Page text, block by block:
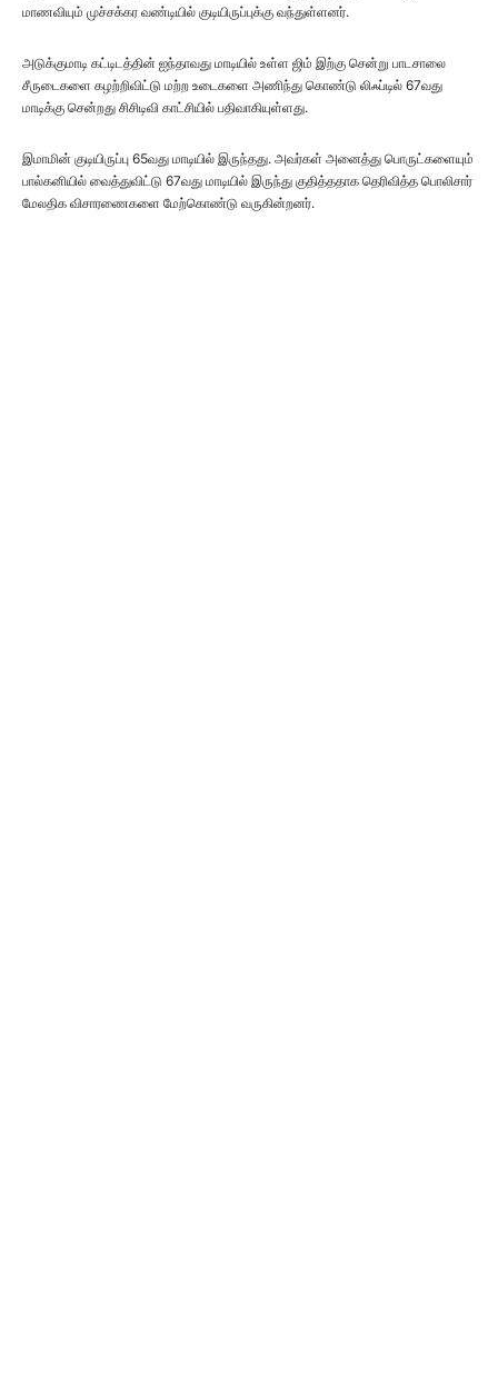
மாணவியும் முச்சக்கர வண்டியில் குடியிருப்புக்கு வந்துள்ளனர்.
அடுக்குமாடி கட்டிடத்தின் ஐந்தாவது மாடியில் உள்ள ஜிம் இற்கு சென்று பாடசாலை
சீருடைகளை கழற்றிவிட்டு மற்ற உடைகளை அணிந்து கொண்டு லிஃப்டில் 67வது
மாடிக்கு சென்றது சிசிடிவி காட்சியில் பதிவாகியுள்ளது.
இமாமின் குடியிருப்பு 65வது மாடியில் இருந்தது. அவர்கள் அனைத்து பொருட்களையும்
பால்கனியில் வைத்துவிட்டு 67வது மாடியில் இருந்து குதித்ததாக தெரிவித்த பொலிசார்
மேலதிக விசாரணைகளை மேற்கொண்டு வருகின்றனர்.